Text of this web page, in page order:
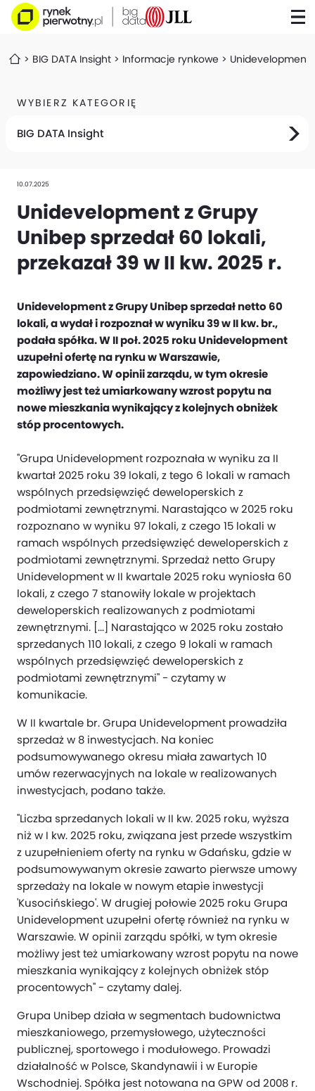
BIG DATA Insight Informacje rynkowe Unidevelopment
WYBIERZ KATEGORIĘ
BIG DATA Insight
10.07.2025
Unidevelopment z Grupy
Unibep sprzedał 60 lokali,
przekazał 39 w II kw. 2025 r.
Unidevelopment z Grupy Unibep sprzedał netto 60
lokali, a wydał i rozpoznał w wyniku 39 w II kw. br.,
podała spółka. W II poł. 2025 roku Unidevelopment
uzupełni ofertę na rynku w Warszawie,
zapowiedziano. W opinii zarządu, w tym okresie
możliwy jest też umiarkowany wzrost popytu na
nowe mieszkania wynikający z kolejnych obniżek
stóp procentowych.
"Grupa Unidevelopment rozpoznała w wyniku za II
kwartał 2025 roku 39 lokali, z tego 6 lokali w ramach
wspólnych przedsięwzięć deweloperskich z
podmiotami zewnętrznymi. Narastająco w 2025 roku
rozpoznano w wyniku 97 lokali, z czego 15 lokali w
ramach wspólnych przedsięwzięć deweloperskich z
podmiotami zewnętrznymi. Sprzedaż netto Grupy
Unidevelopment w II kwartale 2025 roku wyniosła 60
lokali, z czego 7 stanowiły lokale w projektach
deweloperskich realizowanych z podmiotami
zewnętrznymi. [...] Narastająco w 2025 roku zostało
sprzedanych 110 lokali, z czego 9 lokali w ramach
wspólnych przedsięwzięć deweloperskich z
podmiotami zewnętrznymi" - czytamy w
komunikacie.
W II kwartale br. Grupa Unidevelopment prowadziła
sprzedaż w 8 inwestycjach. Na koniec
podsumowywanego okresu miała zawartych 10
umów rezerwacyjnych na lokale w realizowanych
inwestycjach, podano także.
"Liczba sprzedanych lokali w II kw. 2025 roku, wyższa
niż w I kw. 2025 roku, związana jest przede wszystkim
z uzupełnieniem oferty na rynku w Gdańsku, gdzie w
podsumowywanym okresie zawarto pierwsze umowy
sprzedaży na lokale w nowym etapie inwestycji
'Kusocińskiego'. W drugiej połowie 2025 roku Grupa
Unidevelopment uzupełni ofertę również na rynku w
Warszawie. W opinii zarządu spółki, w tym okresie
możliwy jest też umiarkowany wzrost popytu na nowe
mieszkania wynikający z kolejnych obniżek stóp
procentowych" - czytamy dalej.
Grupa Unibep działa w segmentach budownictwa
mieszkaniowego, przemysłowego, użyteczności
publicznej, sportowego i modułowego. Prowadzi
działalność w Polsce, Skandynawii i w Europie
Wschodniej. Spółka jest notowana na GPW od 2008 r.